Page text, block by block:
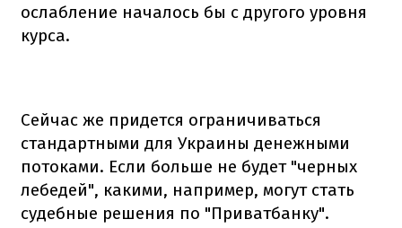
ослабление началось бы с другого уровня
курса.
Сейчас же придется ограничиваться
стандартными для Украины денежными
потоками. Если больше не будет "черных
лебедей", какими, например, могут стать
судебные решения по "Приватбанку".